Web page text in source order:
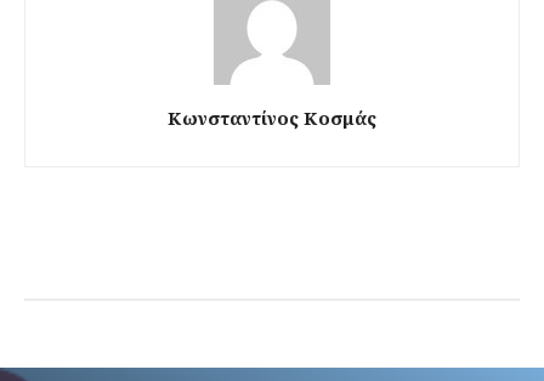
Κωνσταντίνος Κοσμάς